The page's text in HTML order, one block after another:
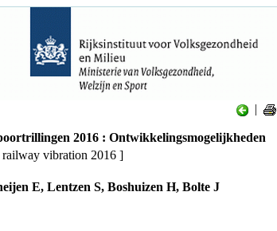
|
2016 : Ontwikkelingsmogelijkheden
vibration 2016 ]
E, Lentzen S, Boshuizen H, Bolte J